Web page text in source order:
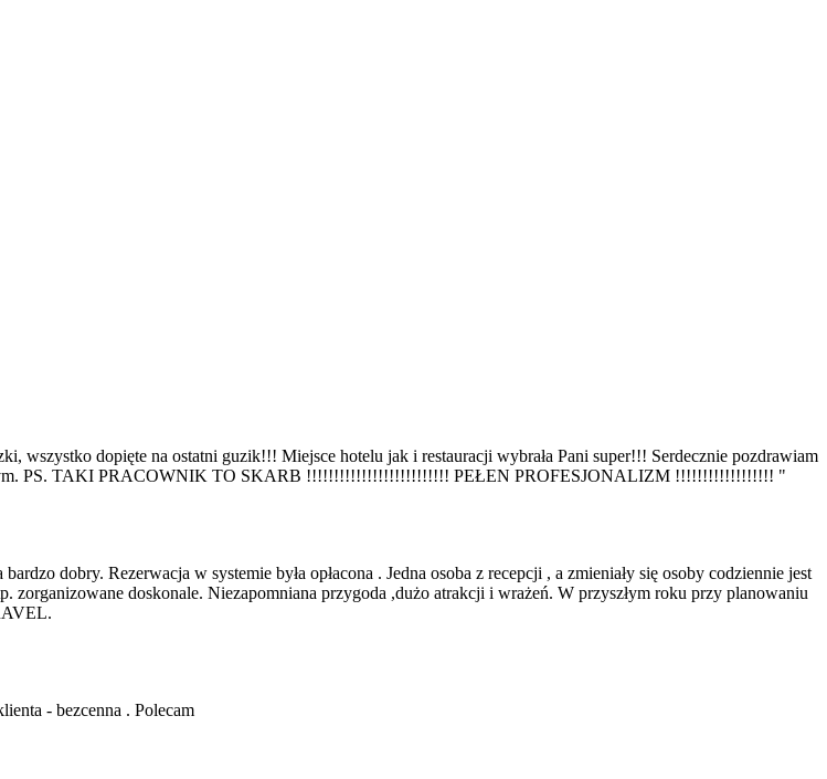
wszystko dopięte na ostatni guzik!!! Miejsce hotelu jak i restauracji wybrała Pani super!!! Serdecznie pozdrawiam
PS. TAKI PRACOWNIK TO SKARB !!!!!!!!!!!!!!!!!!!!!!!!!! PEŁEN PROFESJONALIZM !!!!!!!!!!!!!!!!!! "
dobry. Rezerwacja w systemie była opłacona . Jedna osoba z recepcji , a zmieniały się osoby codziennie jest
doskonale. Niezapomniana przygoda ,dużo atrakcji i wrażeń. W przyszłym roku przy planowaniu
- bezcenna . Polecam